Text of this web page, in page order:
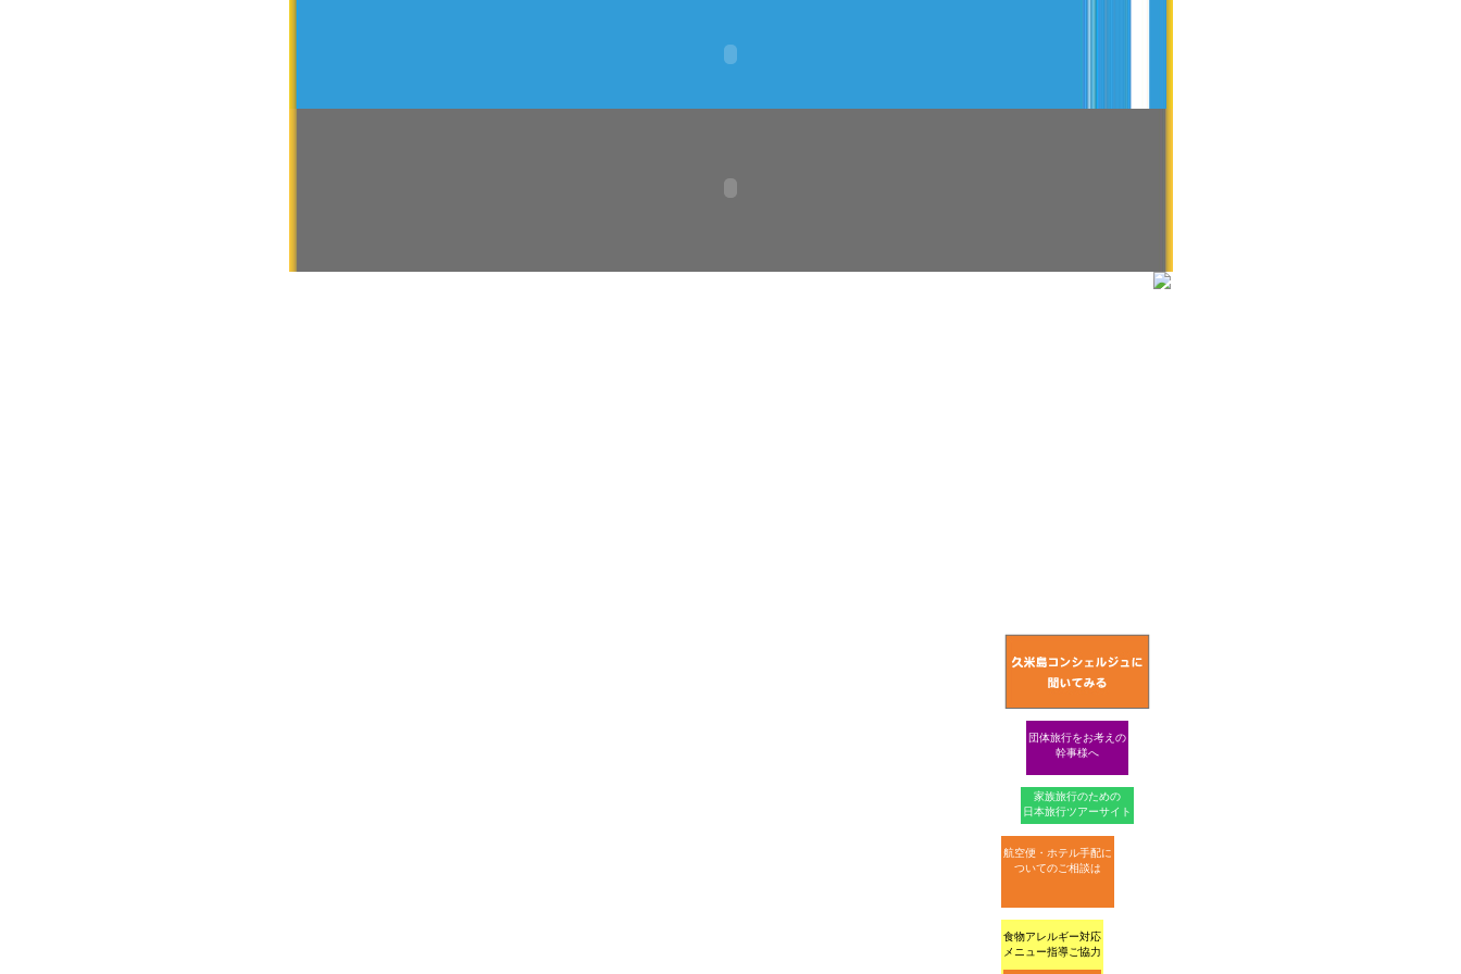
団体旅行をお考えの
幹事様へ
家族旅行のための
日本旅行ツアーサイト
航空便・ホテル手配に
ついてのご相談は
食物アレルギー対応
メニュー指導ご協力